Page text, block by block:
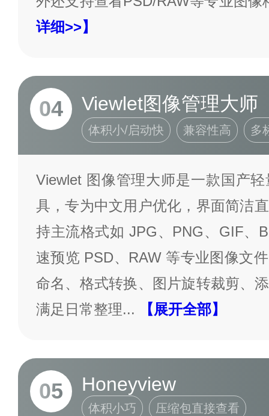
详细>>】
04 Viewlet图像管理大师
体积小/启动快 兼容性高 多
Viewlet 图像管理大师是一款国产
具，专为中文用户优化，界面简洁
持主流格式如 JPG、PNG、GIF、
速预览 PSD、RAW 等专业图像文
命名、格式转换、图片旋转裁剪、
满足日常整理... 【展开全部】
05 Honeyview
体积小巧 压缩包直接查看